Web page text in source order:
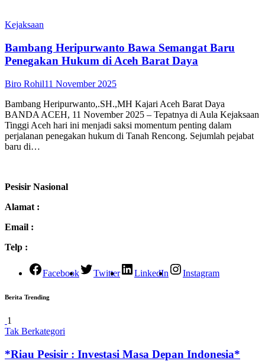
Kejaksaan
Bambang Heripurwanto Bawa Semangat Baru
Penegakan Hukum di Aceh Barat Daya
Biro Rohil11 November 2025
Bambang Heripurwanto,.SH.,MH Kajari Aceh Barat Daya
BANDA ACEH, 11 November 2025 – Tepatnya di Aula Kejaksaan
Tinggi Aceh hari ini menjadi saksi momentum penting dalam
perjalanan penegakan hukum di Tanah Rencong. Sejumlah pejabat
baru di…
Pesisir Nasional
Alamat :
Email :
Telp :
Facebook Twitter LinkedIn Instagram
Berita Trending
1
Tak Berkategori
*Riau Pesisir : Investasi Masa Depan Indonesia*